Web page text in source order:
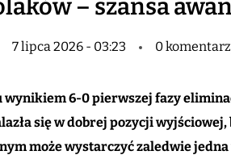
– szansa
7 lipca 2026 - 03:23 0
wynikiem 6-0 pierwszej fazy
się w dobrej pozycji
może wystarczyć zaledwie